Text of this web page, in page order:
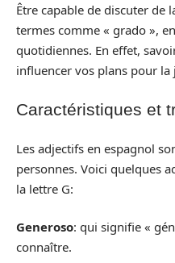
Être capable de discuter de
termes comme « grado »,
quotidiennes. En effet,
influencer vos plans pour la
Caractéristiques et
Les adjectifs en espagnol
personnes. Voici quelques
la lettre G:
Generoso: qui signifie «
connaître.